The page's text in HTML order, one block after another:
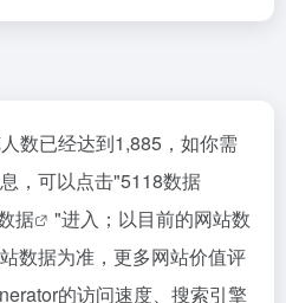
数已经达到1,885，如你需
，可以点击"5118数据
据
"进入；以目前的网站数
数据为准，更多网站价值评
的访问速度、搜索引擎